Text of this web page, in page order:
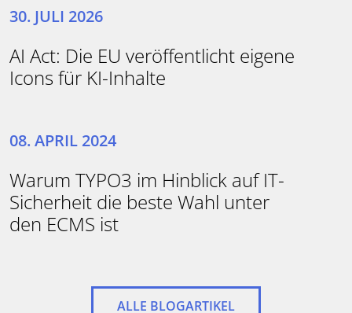
30. JULI 2026
AI Act: Die EU veröffentlicht eigene
Icons für KI-Inhalte
08. APRIL 2024
Warum TYPO3 im Hinblick auf IT-
Sicherheit die beste Wahl unter
den ECMS ist
ALLE BLOGARTIKEL